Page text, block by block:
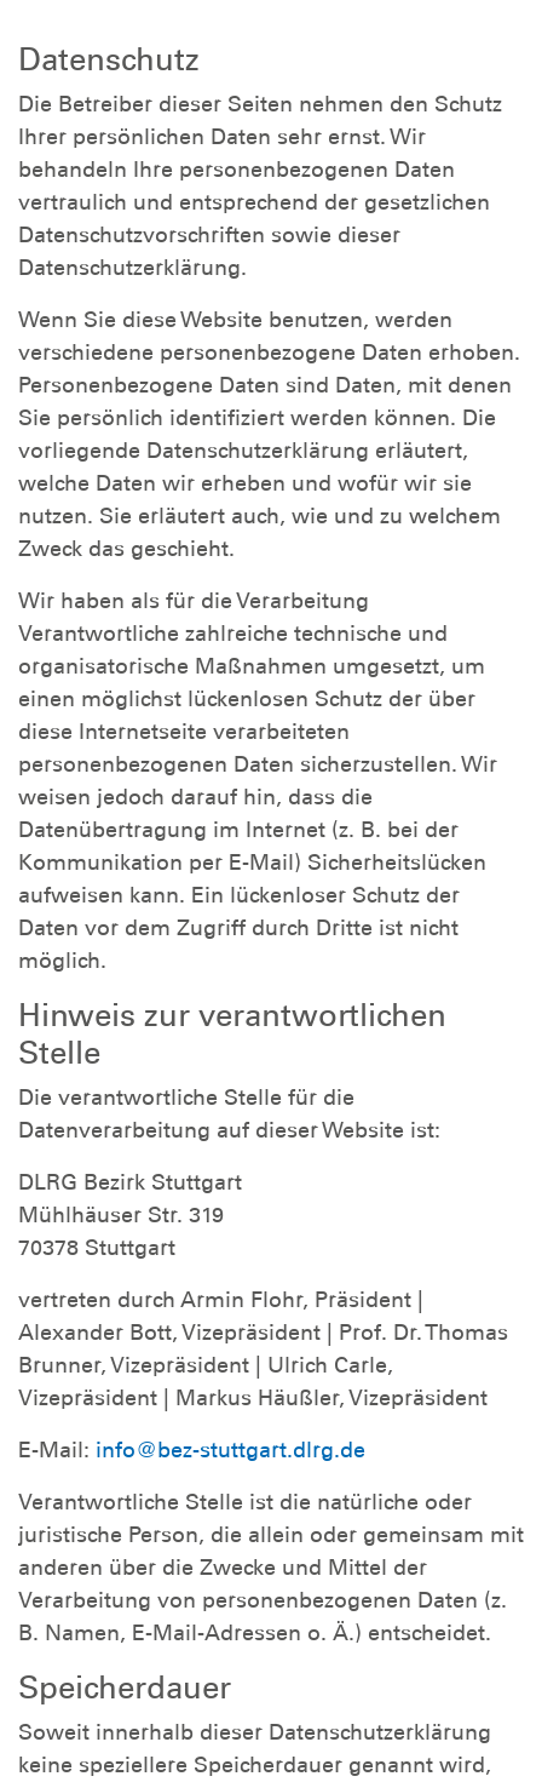
Datenschutz
Die Betreiber dieser Seiten nehmen den Schutz
Ihrer persönlichen Daten sehr ernst. Wir
behandeln Ihre personenbezogenen Daten
vertraulich und entsprechend der gesetzlichen
Datenschutzvorschriften sowie dieser
Datenschutzerklärung.
Wenn Sie diese Website benutzen, werden
verschiedene personenbezogene Daten erhoben.
Personenbezogene Daten sind Daten, mit denen
Sie persönlich identifiziert werden können. Die
vorliegende Datenschutzerklärung erläutert,
welche Daten wir erheben und wofür wir sie
nutzen. Sie erläutert auch, wie und zu welchem
Zweck das geschieht.
Wir haben als für die Verarbeitung
Verantwortliche zahlreiche technische und
organisatorische Maßnahmen umgesetzt, um
einen möglichst lückenlosen Schutz der über
diese Internetseite verarbeiteten
personenbezogenen Daten sicherzustellen. Wir
weisen jedoch darauf hin, dass die
Datenübertragung im Internet (z. B. bei der
Kommunikation per E-Mail) Sicherheitslücken
aufweisen kann. Ein lückenloser Schutz der
Daten vor dem Zugriff durch Dritte ist nicht
möglich.
Hinweis zur verantwortlichen
Stelle
Die verantwortliche Stelle für die
Datenverarbeitung auf dieser Website ist:
DLRG Bezirk Stuttgart
Mühlhäuser Str. 319
70378 Stuttgart
vertreten durch Armin Flohr, Präsident |
Alexander Bott, Vizepräsident | Prof. Dr. Thomas
Brunner, Vizepräsident | Ulrich Carle,
Vizepräsident | Markus Häußler, Vizepräsident
E-Mail: info@bez-stuttgart.dlrg.de
Verantwortliche Stelle ist die natürliche oder
juristische Person, die allein oder gemeinsam mit
anderen über die Zwecke und Mittel der
Verarbeitung von personenbezogenen Daten (z.
B. Namen, E-Mail-Adressen o. Ä.) entscheidet.
Speicherdauer
Soweit innerhalb dieser Datenschutzerklärung
keine speziellere Speicherdauer genannt wird,